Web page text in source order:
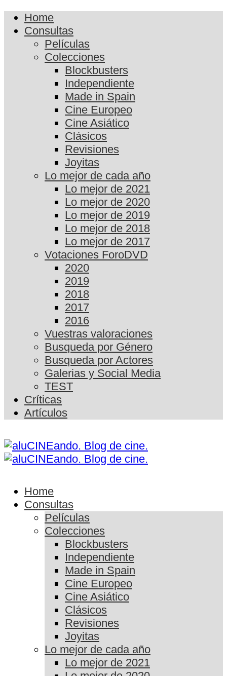
Home
Consultas
Películas
Colecciones
Blockbusters
Independiente
Made in Spain
Cine Europeo
Cine Asiático
Clásicos
Revisiones
Joyitas
Lo mejor de cada año
Lo mejor de 2021
Lo mejor de 2020
Lo mejor de 2019
Lo mejor de 2018
Lo mejor de 2017
Votaciones ForoDVD
2020
2019
2018
2017
2016
Vuestras valoraciones
Busqueda por Género
Busqueda por Actores
Galerias y Social Media
TEST
Críticas
Artículos
Home
Consultas
Películas
Colecciones
Blockbusters
Independiente
Made in Spain
Cine Europeo
Cine Asiático
Clásicos
Revisiones
Joyitas
Lo mejor de cada año
Lo mejor de 2021